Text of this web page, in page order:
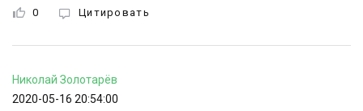
0 Цитировать
Николай Золотарёв
2020-05-16 20:54:00